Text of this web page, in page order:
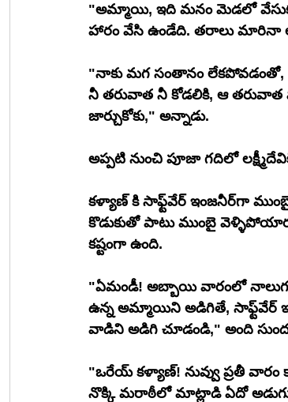
"అమ్మాయి, ఇది మనం మెడలో
హారం వేసి ఉండేది. తరాలు మారినా
"నాకు మగ సంతానం లేకపోవడంతో,
నీ తరువాత నీ కోడలికి, ఆ
జార్చుకోకు," అన్నాడు.
అప్పటి నుంచి పూజా గదిలో
కళ్యాణ్ కి సాఫ్ట్‌వేర్ ఇంజనీర్‌గా ముంబైలో ఉద్యోగం రావడంతో, సుబ్బరామయ్య గారు, ఆయన భార్య కూడా
కొడుకుతో పాటు ముంబై
కష్టంగా ఉంది.
"ఏమండీ! అబ్బాయి వారంలో నాలుగు
ఉన్న అమ్మాయిని అడిగితే, సాఫ్ట్‌వేర్ ఇంజనీర్‌కి అన్ని క్యాంపులు ఉండవు అంది. ఎందుకైనా మంచిది, ఒకసారి
వాడిని అడిగి చూడండి," అంది
"ఒరేయ్ కళ్యాణ్! నువ్వు ప్రతీ వారం
నొక్కి మరాఠీలో మాట్లాడి ఏదో